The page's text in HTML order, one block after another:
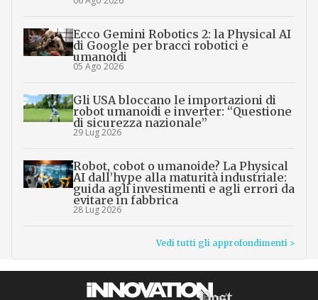
Ecco Gemini Robotics 2: la Physical AI
di Google per bracci robotici e
umanoidi
05 Ago 2026
Gli USA bloccano le importazioni di
robot umanoidi e inverter: “Questione
di sicurezza nazionale”
29 Lug 2026
Robot, cobot o umanoide? La Physical
AI dall’hype alla maturità industriale:
guida agli investimenti e agli errori da
evitare in fabbrica
28 Lug 2026
Vedi tutti gli approfondimenti >